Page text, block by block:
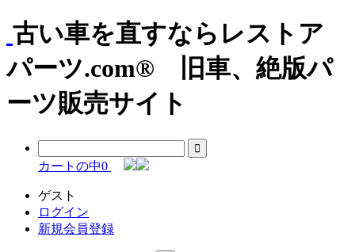
古い車を直すならレストア
パーツ.com® 旧車、絶版パ
ーツ販売サイト
カートの中0
ゲスト
ログイン
新規会員登録